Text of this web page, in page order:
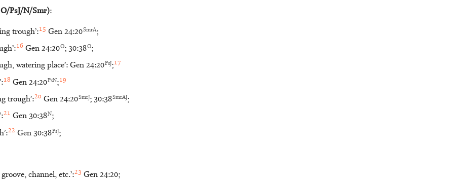
PsJ/N/Smr):
trough’:15 Gen 24:20SmrA;
16 Gen 24:20O; 30:38O;
watering place’: Gen 24:20PsJ;17
18 Gen 24:20PsN;19
trough’:20 Gen 24:20SmrJ; 30:38SmrAJ;
21 Gen 30:38N;
22 Gen 30:38PsJ;
channel, etc.’:23 Gen 24:20;